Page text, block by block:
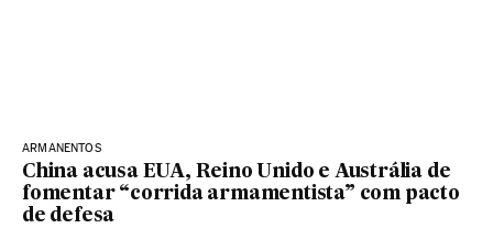
ARMANENTOS
China acusa EUA, Reino Unido e Austrália de
fomentar “corrida armamentista” com pacto
de defesa